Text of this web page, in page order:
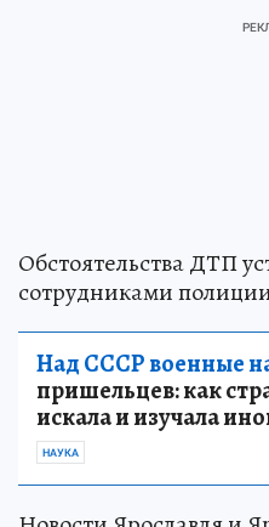
Обстоятельства ДТП
сотрудниками
Над СССР военные
пришельцев: как
искала и изучала
НАУКА